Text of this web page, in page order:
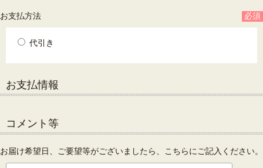
お支払方法 必須
代引き
お支払情報
コメント等
お届け希望日、ご要望等がございましたら、こちらにご記入ください。